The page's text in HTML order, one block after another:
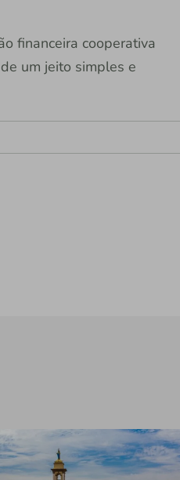
financeira cooperativa
um jeito simples e